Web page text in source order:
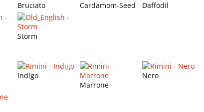
Bruciato Cardamom-Seed Daffodil
Storm
Indigo
Marrone
Nero